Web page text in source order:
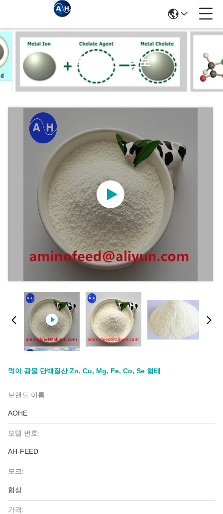
제품 세부 정보
먹이 광물 단백질산 Zn, Cu, Mg, Fe, Co, Se 형태
브랜드 이름:
AOHE
모델 번호:
AH-FEED
모크:
협상
가격: